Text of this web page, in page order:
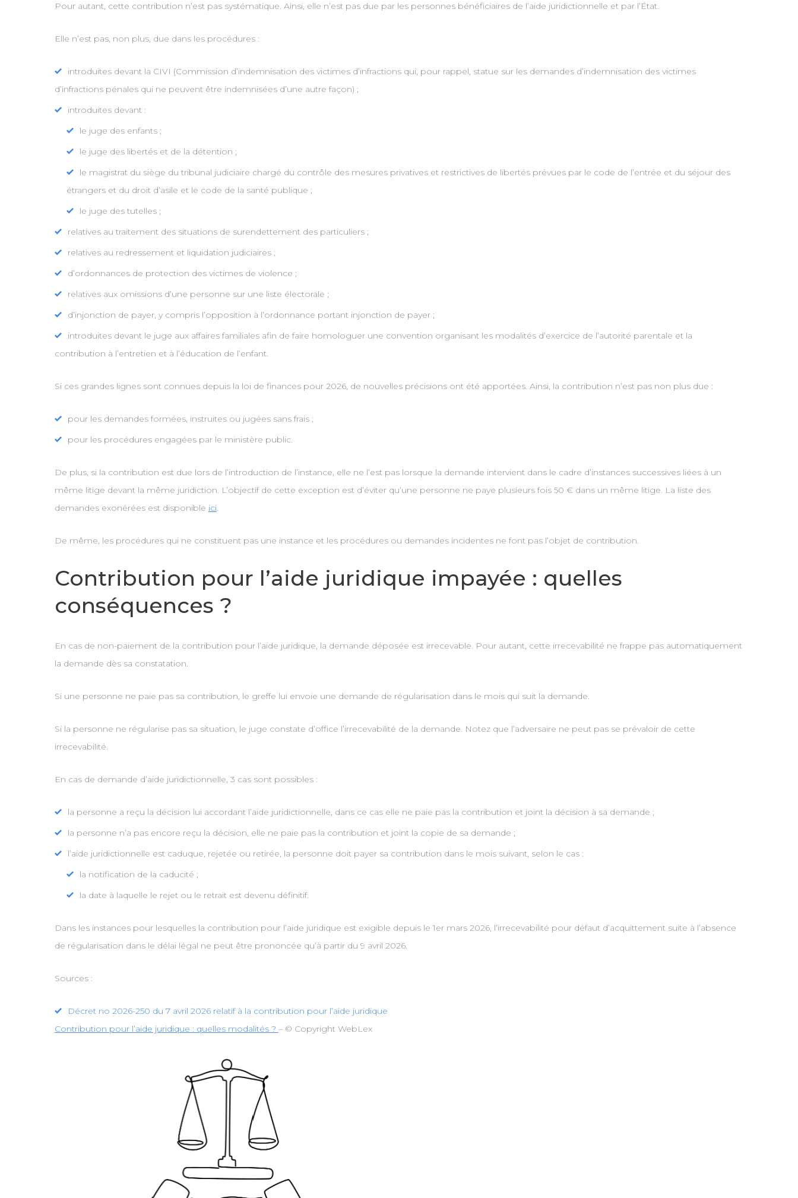
Pour autant, cette contribution n’est pas systématique. Ainsi, elle n’est pas due par les personnes bénéficiaires de l’aide juridictionnelle et par l’État.
Elle n’est pas, non plus, due dans les procédures :
introduites devant la CIVI (Commission d’indemnisation des victimes d’infractions qui, pour rappel, statue sur les demandes d’indemnisation des victimes
d’infractions pénales qui ne peuvent être indemnisées d’une autre façon) ;
introduites devant :
le juge des enfants ;
le juge des libertés et de la détention ;
le magistrat du siège du tribunal judiciaire chargé du contrôle des mesures privatives et restrictives de libertés prévues par le code de l’entrée et du séjour des
étrangers et du droit d’asile et le code de la santé publique ;
le juge des tutelles ;
relatives au traitement des situations de surendettement des particuliers ;
relatives au redressement et liquidation judiciaires ;
d’ordonnances de protection des victimes de violence ;
relatives aux omissions d’une personne sur une liste électorale ;
d’injonction de payer, y compris l’opposition à l’ordonnance portant injonction de payer ;
introduites devant le juge aux affaires familiales afin de faire homologuer une convention organisant les modalités d’exercice de l’autorité parentale et la
contribution à l’entretien et à l’éducation de l’enfant.
Si ces grandes lignes sont connues depuis la loi de finances pour 2026, de nouvelles précisions ont été apportées. Ainsi, la contribution n’est pas non plus due :
pour les demandes formées, instruites ou jugées sans frais ;
pour les procédures engagées par le ministère public.
De plus, si la contribution est due lors de l’introduction de l’instance, elle ne l’est pas lorsque la demande intervient dans le cadre d’instances successives liées à un
même litige devant la même juridiction. L’objectif de cette exception est d’éviter qu’une personne ne paye plusieurs fois 50 € dans un même litige. La liste des
demandes exonérées est disponible ici.
De même, les procédures qui ne constituent pas une instance et les procédures ou demandes incidentes ne font pas l’objet de contribution.
Contribution pour l’aide juridique impayée : quelles
conséquences ?
En cas de non-paiement de la contribution pour l’aide juridique, la demande déposée est irrecevable. Pour autant, cette irrecevabilité ne frappe pas automatiquement
la demande dès sa constatation.
Si une personne ne paie pas sa contribution, le greffe lui envoie une demande de régularisation dans le mois qui suit la demande.
Si la personne ne régularise pas sa situation, le juge constate d’office l’irrecevabilité de la demande. Notez que l’adversaire ne peut pas se prévaloir de cette
irrecevabilité.
En cas de demande d’aide juridictionnelle, 3 cas sont possibles :
la personne a reçu la décision lui accordant l’aide juridictionnelle, dans ce cas elle ne paie pas la contribution et joint la décision à sa demande ;
la personne n’a pas encore reçu la décision, elle ne paie pas la contribution et joint la copie de sa demande ;
l’aide juridictionnelle est caduque, rejetée ou retirée, la personne doit payer sa contribution dans le mois suivant, selon le cas :
la notification de la caducité ;
la date à laquelle le rejet ou le retrait est devenu définitif.
Dans les instances pour lesquelles la contribution pour l’aide juridique est exigible depuis le 1er mars 2026, l’irrecevabilité pour défaut d’acquittement suite à l’absence
de régularisation dans le délai légal ne peut être prononcée qu’à partir du 9 avril 2026.
Sources :
Décret no 2026-250 du 7 avril 2026 relatif à la contribution pour l’aide juridique
Contribution pour l’aide juridique : quelles modalités ? – © Copyright WebLex